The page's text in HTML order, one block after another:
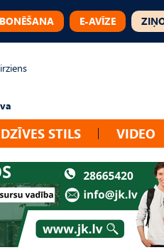
E-AVĪZE
DZĪVES STILS VIDEO